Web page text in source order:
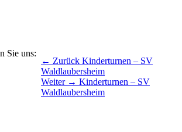
Sie uns:
← Zurück Vorhergehender
Beitrag:
Kinderturnen – SV
Waldlaubersheim
Weiter → Nächster
Beitrag:
Kinderturnen – SV
Waldlaubersheim